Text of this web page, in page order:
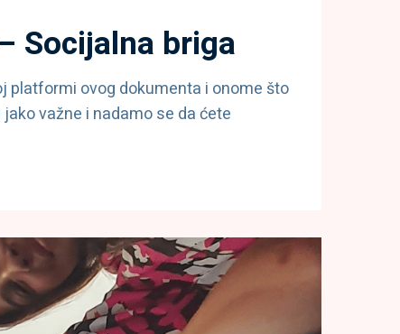
Socijalna briga
platformi ovog dokumenta i onome što
važne i nadamo se da ćete